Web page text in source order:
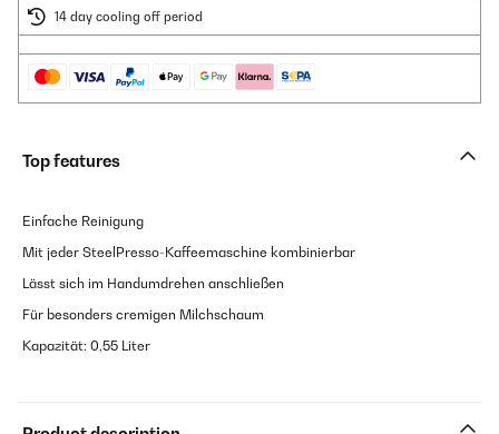
14 day cooling off period
Top features
Einfache Reinigung
Mit jeder SteelPresso-Kaffeemaschine kombinierbar
Lässt sich im Handumdrehen anschließen
Für besonders cremigen Milchschaum
Kapazität: 0,55 Liter